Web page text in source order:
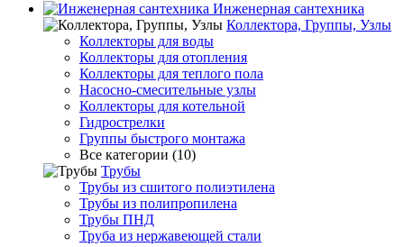
Инженерная сантехника
Коллектора, Группы, Узлы
Коллекторы для воды
Коллекторы для отопления
Коллекторы для теплого пола
Насосно-смесительные узлы
Коллекторы для котельной
Гидрострелки
Группы быстрого монтажа
Все категории (10)
Трубы
Трубы из сшитого полиэтилена
Трубы из полипропилена
Трубы ПНД
Труба из нержавеющей стали